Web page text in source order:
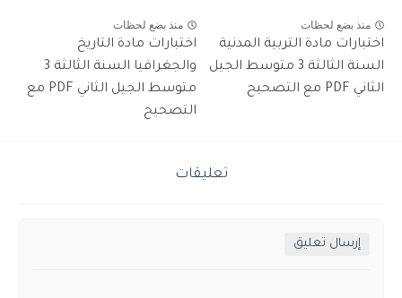
منذ بضع لحظات
اختبارات مادة التربية المدنية
السنة الثالثة 3 متوسط الجيل
الثاني PDF مع التصحيح
منذ بضع لحظات
اختبارات مادة التاريخ
والجغرافيا السنة الثالثة 3
متوسط الجيل الثاني PDF مع
التصحيح
تعليقات
إرسال تعليق